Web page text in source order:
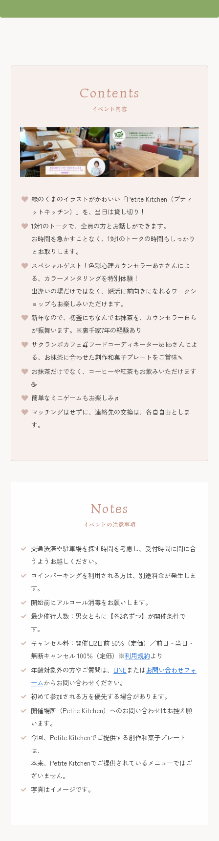
Contents
イベント内容
緑のくまのイラストがかわいい「Petite Kitchen（プティ
ットキッチン）」を、当日は貸し切り！
1対1のトークで、全員の方とお話しができます。
お時間を急かすことなく、1対1のトークの時間もしっかり
とお取りします。
スペシャルゲスト！色彩心理カウンセラーあささんによ
る、カラーメンタリングを特別体験！
出逢いの場だけではなく、婚活に前向きになれるワークシ
ョップもお楽しみいただけます。
新年なので、初釜にちなんでお抹茶を、カウンセラー自ら
が振舞います。※裏千家7年の経験あり
サクランボカフェ🍒フードコーディネーターkeikoさんによ
る、お抹茶に合わせた創作和菓子プレートをご賞味🍡
お抹茶だけでなく、コーヒーや紅茶もお飲みいただけます
☕
簡単なミニゲームもお楽しみ♬
マッチングはせずに、連絡先の交換は、各自自由としま
す。
Notes
イベントの注意事項
交通渋滞や駐車場を探す時間を考慮し、受付時間に間に合
うようお越しください。
コインパーキングを利用される方は、別途料金が発生しま
す。
開始前にアルコール消毒をお願いします。
最少催行人数：男女ともに【各2名ずつ】が開催条件で
す。
キャンセル料：開催日2日前 50％（定価）／前日・当日・
無断キャンセル 100％（定価）※利用規約より
年齢対象外の方やご質問は、 LINE またはお問い合わせフォ
ームからお問い合わせください。
初めて参加される方を優先する場合があります。
開催場所（Petite Kitchen）へのお問い合わせはお控え願
います。
今回、Petite Kitchenでご提供する創作和菓子プレート
は、
本来、Petite Kitchenでご提供されているメニューではご
ざいません。
写真はイメージです。